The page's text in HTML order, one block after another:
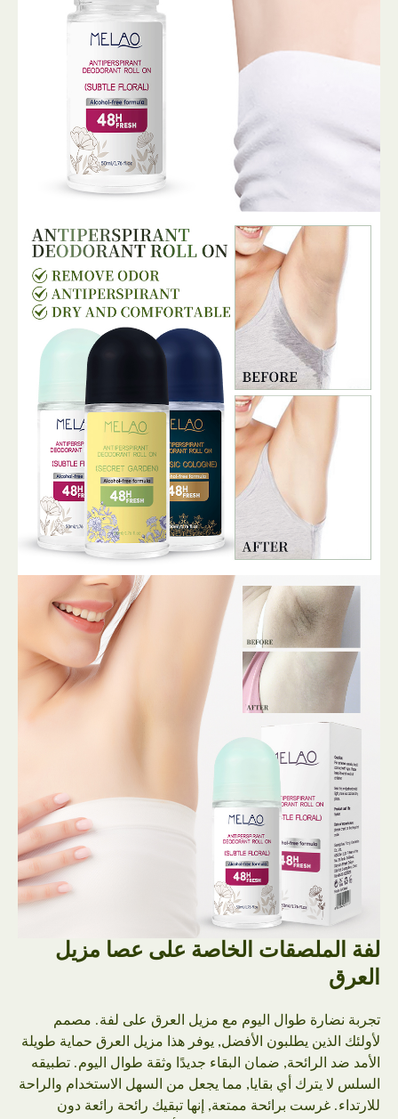
لفة الملصقات الخاصة على عصا مزيل
العرق
تجربة نضارة طوال اليوم مع مزيل العرق على لفة. مصمم
لأولئك الذين يطلبون الأفضل, يوفر هذا مزيل العرق حماية طويلة
الأمد ضد الرائحة, ضمان البقاء جديدًا وثقة طوال اليوم. تطبيقه
السلس لا يترك أي بقايا, مما يجعل من السهل الاستخدام والراحة
للارتداء. غرست برائحة ممتعة, إنها تبقيك رائحة رائعة دون